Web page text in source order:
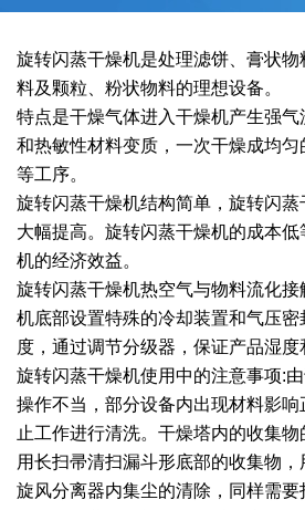
公司荣誉
范群文化
公司大事记
载体催化剂全自动生产线系列
回转圆筒干燥焙烧系列
气流干燥系列
喷雾干燥机系列
带式干燥焙烧系列
真空干燥系列
圆盘干燥机系列
桨叶式干燥系列
载体干燥系列
新能源新材料行业
制药行业
食品行业
环保行业
化工行业
技术中心
工程实验室
工程技术中心
质量监督技术中心
新闻中心
范群新闻
行业新闻
技术专栏
服务中心
常见问题
社会责任
全球契约组织成员
公共责任
节能环保
公益支持
社会责任报告
绿色发展
绿色工厂
绿色供应链
人才招聘
联系我们
联系我们
旋转闪蒸干燥机是处理滤饼、膏状
料及颗粒、粉状物料的理想设备。
特点是干燥气体进入干燥机产生强
和热敏性材料变质，一次干燥成均
等工序。
旋转闪蒸干燥机结构简单，旋转闪
大幅提高。旋转闪蒸干燥机的成本
机的经济效益。
旋转闪蒸干燥机热空气与物料流化
机底部设置特殊的冷却装置和气压
度，通过调节分级器，保证产品湿度
旋转闪蒸干燥机使用中的注意事项:
操作不当，部分设备内出现材料影
止工作进行清洗。干燥塔内的收集物
用长扫帚清扫漏斗形底部的收集物，
旋风分离器内集尘的清除，同样需